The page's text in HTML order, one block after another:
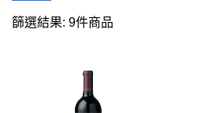
篩選結果: 9件商品